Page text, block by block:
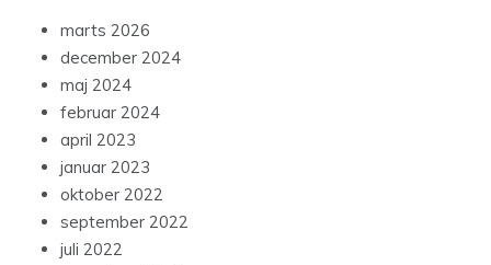
marts 2026
december 2024
maj 2024
februar 2024
april 2023
januar 2023
oktober 2022
september 2022
juli 2022